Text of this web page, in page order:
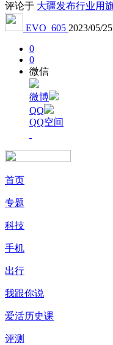
评论于 大疆发布行业用
EVO_605 2023/05/25
0
0
微信
微博
QQ
QQ空间
首页
专题
科技
手机
出行
我跟你说
爱活历史课
评测